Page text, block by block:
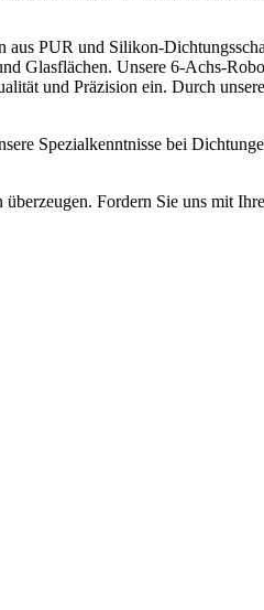
PUR und Silikon-
Glasflächen. Unsere 6-Achs-
und Präzision ein. Durch
Spezialkenntnisse bei
Fordern Sie uns mit